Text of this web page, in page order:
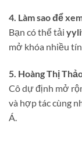
4. Làm sao để
Bạn có thể tải
mở khóa nhiều
5. Hoàng Thị
Cô dự định mở
và hợp tác cùng
Á.